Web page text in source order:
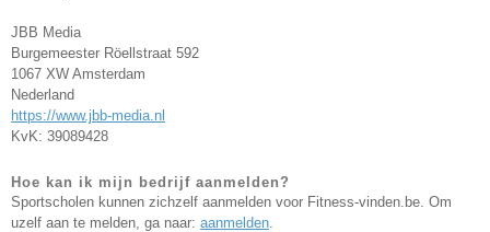
JBB Media
Burgemeester Röellstraat 592
1067 XW Amsterdam
Nederland
https://www.jbb-media.nl
KvK: 39089428
Hoe kan ik mijn bedrijf aanmelden?
Sportscholen kunnen zichzelf aanmelden voor Fitness-vinden.be. Om
uzelf aan te melden, ga naar: aanmelden.